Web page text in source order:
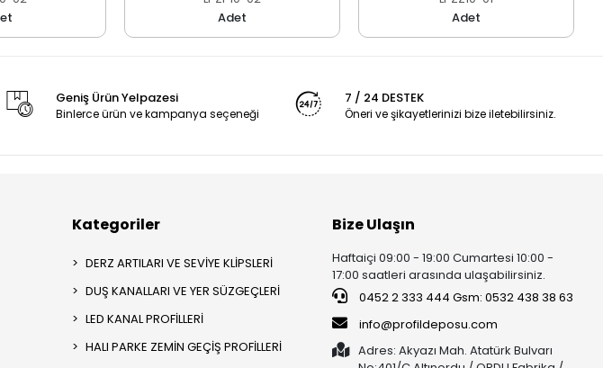
Adet
Adet
Geniş Ürün Yelpazesi
Binlerce ürün ve kampanya seçeneği
7 / 24 DESTEK
Öneri ve şikayetlerinizi bize iletebilirsiniz.
Kategoriler
DERZ ARTILARI VE SEVİYE KLİPSLERİ
DUŞ KANALLARI VE YER SÜZGEÇLERİ
LED KANAL PROFİLLERİ
HALI PARKE ZEMİN GEÇİŞ PROFİLLERİ
Bize Ulaşın
Haftaiçi 09:00 - 19:00 Cumartesi 10:00 -
17:00 saatleri arasında ulaşabilirsiniz.
0452 2 333 444 Gsm: 0532 438 38 63
info@profildeposu.com
Adres: Akyazı Mah. Atatürk Bulvarı